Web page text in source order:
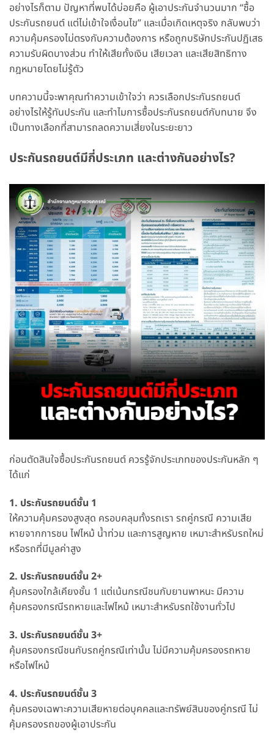
อย่างไรก็ตาม ปัญหาที่พบได้บ่อยคือ ผู้เอาประกันจำนวนมาก “ซื้อ
ประกันรถยนต์ แต่ไม่เข้าใจเงื่อนไข” และเมื่อเกิดเหตุจริง กลับพบว่า
ความคุ้มครองไม่ตรงกับความต้องการ หรือถูกบริษัทประกันปฏิเสธ
ความรับผิดบางส่วน ทำให้เสียทั้งเงิน เสียเวลา และเสียสิทธิทาง
กฎหมายโดยไม่รู้ตัว
บทความนี้จะพาคุณทำความเข้าใจว่า ควรเลือกประกันรถยนต์
อย่างไรให้รู้ทันประกัน และทำไมการซื้อประกันรถยนต์กับทนาย จึง
เป็นทางเลือกที่สามารถลดความเสี่ยงในระยะยาว
ประกันรถยนต์มีกี่ประเภท และต่างกันอย่างไร?
ก่อนตัดสินใจซื้อประกันรถยนต์ ควรรู้จักประเภทของประกันหลัก ๆ
ได้แก่
1. ประกันรถยนต์ชั้น 1
ให้ความคุ้มครองสูงสุด ครอบคลุมทั้งรถเรา รถคู่กรณี ความเสีย
หายจากการชน ไฟไหม้ น้ำท่วม และการสูญหาย เหมาะสำหรับรถใหม่
หรือรถที่มีมูลค่าสูง
2. ประกันรถยนต์ชั้น 2+
คุ้มครองใกล้เคียงชั้น 1 แต่เน้นกรณีชนกับยานพาหนะ มีความ
คุ้มครองกรณีรถหายและไฟไหม้ เหมาะสำหรับรถใช้งานทั่วไป
3. ประกันรถยนต์ชั้น 3+
คุ้มครองกรณีชนกับรถคู่กรณีเท่านั้น ไม่มีความคุ้มครองรถหาย
หรือไฟไหม้
4. ประกันรถยนต์ชั้น 3
คุ้มครองเฉพาะความเสียหายต่อบุคคลและทรัพย์สินของคู่กรณี ไม่
คุ้มครองรถของผู้เอาประกัน